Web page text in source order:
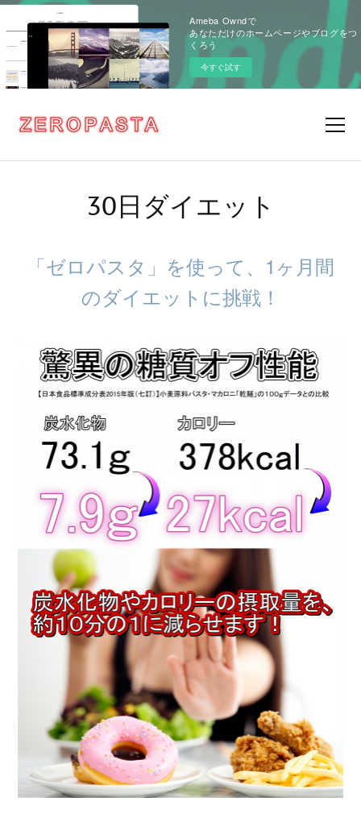
Ameba Owndで
あなただけのホームページやブログをつ
くろう
今すぐ試す
30日ダイエット
「ゼロパスタ」を使って、1ヶ月間
のダイエットに挑戦！